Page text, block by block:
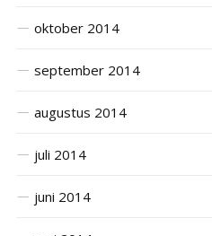
oktober 2014
september 2014
augustus 2014
juli 2014
juni 2014